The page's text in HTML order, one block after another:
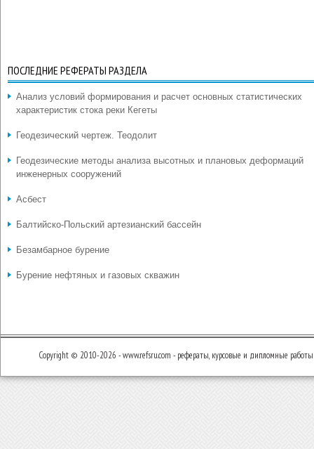
ПОСЛЕДНИЕ РЕФЕРАТЫ РАЗДЕЛА
Анализ условий формирования и расчет основных статистических
характеристик стока реки Кегеты
Геодезический чертеж. Теодолит
Геодезические методы анализа высотных и плановых деформаций
инженерных сооружений
Асбест
Балтийско-Польский артезианский бассейн
Безамбарное бурение
Бурение нефтяных и газовых скважин
Copyright © 2010-2026 - www.refsru.com - рефераты, курсовые и дипломные работы